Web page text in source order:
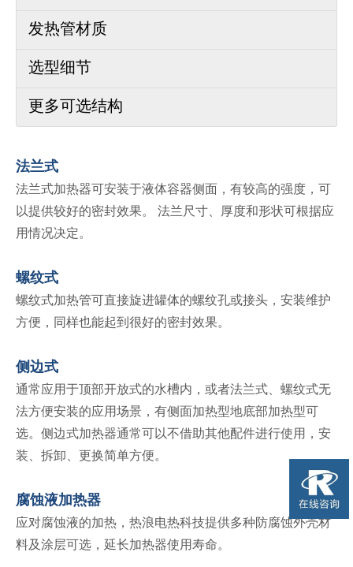
发热管材质
选型细节
更多可选结构
法兰式
法兰式加热器可安装于液体容器侧面，有较高的强度，可
以提供较好的密封效果。 法兰尺寸、厚度和形状可根据应
用情况决定。
螺纹式
螺纹式加热管可直接旋进罐体的螺纹孔或接头，安装维护
方便，同样也能起到很好的密封效果。
侧边式
通常应用于顶部开放式的水槽内，或者法兰式、螺纹式无
法方便安装的应用场景，有侧面加热型地底部加热型可
选。侧边式加热器通常可以不借助其他配件进行使用，安
装、拆卸、更换简单方便。
腐蚀液加热器
应对腐蚀液的加热，热浪电热科技提供多种防腐蚀外壳材
料及涂层可选，延长加热器使用寿命。